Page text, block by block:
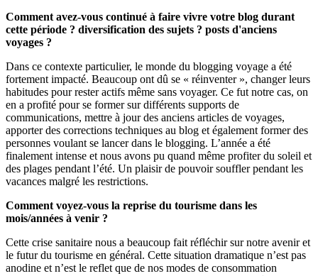
Comment avez-vous continué à faire vivre votre blog durant
cette période ? diversification des sujets ? posts d'anciens
voyages ?
Dans ce contexte particulier, le monde du blogging voyage a été
fortement impacté. Beaucoup ont dû se « réinventer », changer leurs
habitudes pour rester actifs même sans voyager. Ce fut notre cas, on
en a profité pour se former sur différents supports de
communications, mettre à jour des anciens articles de voyages,
apporter des corrections techniques au blog et également former des
personnes voulant se lancer dans le blogging. L’année a été
finalement intense et nous avons pu quand même profiter du soleil et
des plages pendant l’été. Un plaisir de pouvoir souffler pendant les
vacances malgré les restrictions.
Comment voyez-vous la reprise du tourisme dans les
mois/années à venir ?
Cette crise sanitaire nous a beaucoup fait réfléchir sur notre avenir et
le futur du tourisme en général. Cette situation dramatique n’est pas
anodine et n’est le reflet que de nos modes de consommation